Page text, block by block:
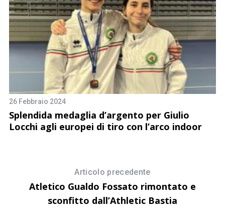
26 Febbraio 2024
Splendida medaglia d’argento per Giulio
Locchi agli europei di tiro con l’arco indoor
Articolo precedente
Atletico Gualdo Fossato rimontato e
sconfitto dall’Athletic Bastia